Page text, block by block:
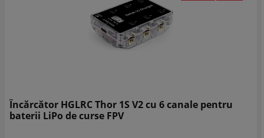
Încărcător HGLRC Thor 1S V2 cu 6 canale pentru
baterii LiPo de curse FPV